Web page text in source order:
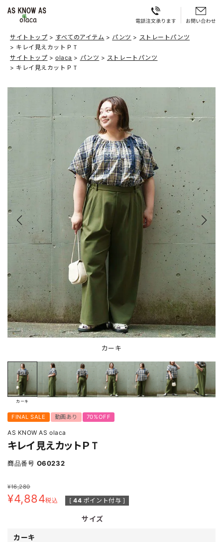
サイトトップ すべてのアイテム パンツ
ストレートパンツ
キレイ見えカットＰＴ
サイトトップ
olaca パンツ
ストレートパンツ
キレイ見えカットＰＴ
カーキ
カーキ
FINAL SALE 動画あり 70%OFF
AS KNOW AS olaca
キレイ見えカットＰＴ
商品番号 O60232
¥16,280
¥4,884税込 [ 44 ポイント付与 ]
サイズ
カーキ